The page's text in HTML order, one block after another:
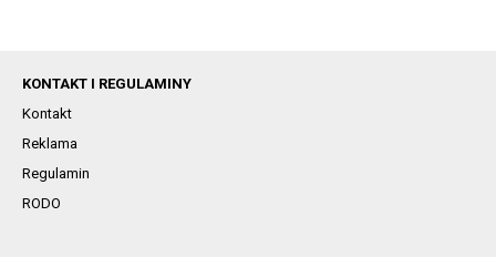
KONTAKT I REGULAMINY
Kontakt
Reklama
Regulamin
RODO